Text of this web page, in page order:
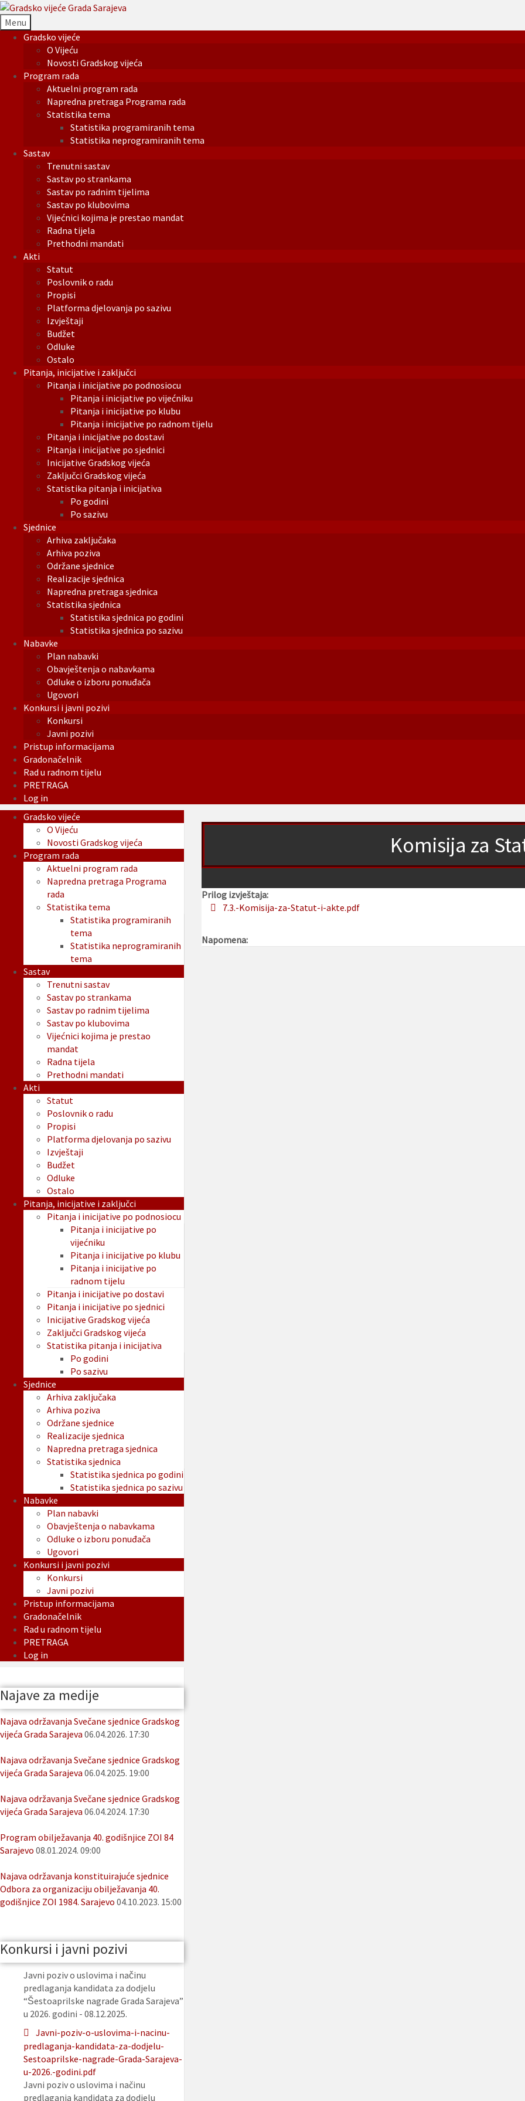
Menu
Gradsko vijeće
O Vijeću
Novosti Gradskog vijeća
Program rada
Aktuelni program rada
Napredna pretraga Programa rada
Statistika tema
Statistika programiranih tema
Statistika neprogramiranih tema
Sastav
Trenutni sastav
Sastav po strankama
Sastav po radnim tijelima
Sastav po klubovima
Vijećnici kojima je prestao mandat
Radna tijela
Prethodni mandati
Akti
Statut
Poslovnik o radu
Propisi
Platforma djelovanja po sazivu
Izvještaji
Budžet
Odluke
Ostalo
Pitanja, inicijative i zaključci
Pitanja i inicijative po podnosiocu
Pitanja i inicijative po vijećniku
Pitanja i inicijative po klubu
Pitanja i inicijative po radnom tijelu
Pitanja i inicijative po dostavi
Pitanja i inicijative po sjednici
Inicijative Gradskog vijeća
Zaključci Gradskog vijeća
Statistika pitanja i inicijativa
Po godini
Po sazivu
Sjednice
Arhiva zaključaka
Arhiva poziva
Održane sjednice
Realizacije sjednica
Napredna pretraga sjednica
Statistika sjednica
Statistika sjednica po godini
Statistika sjednica po sazivu
Nabavke
Plan nabavki
Obavještenja o nabavkama
Odluke o izboru ponuđača
Ugovori
Konkursi i javni pozivi
Konkursi
Javni pozivi
Pristup informacijama
Gradonačelnik
Rad u radnom tijelu
PRETRAGA
Log in
Komisija za
Prilog izvještaja:
7.3.-Komisija-za-Statut-i-akte.pdf
Napomena:
Gradsko vijeće
O Vijeću
Novosti Gradskog vijeća
Program rada
Aktuelni program rada
Napredna pretraga Programa
rada
Statistika tema
Statistika programiranih
tema
Statistika neprogramiranih
tema
Sastav
Trenutni sastav
Sastav po strankama
Sastav po radnim tijelima
Sastav po klubovima
Vijećnici kojima je prestao
mandat
Radna tijela
Prethodni mandati
Akti
Statut
Poslovnik o radu
Propisi
Platforma djelovanja po sazivu
Izvještaji
Budžet
Odluke
Ostalo
Pitanja, inicijative i zaključci
Pitanja i inicijative po podnosiocu
Pitanja i inicijative po
vijećniku
Pitanja i inicijative po klubu
Pitanja i inicijative po
radnom tijelu
Pitanja i inicijative po dostavi
Pitanja i inicijative po sjednici
Inicijative Gradskog vijeća
Zaključci Gradskog vijeća
Statistika pitanja i inicijativa
Po godini
Po sazivu
Sjednice
Arhiva zaključaka
Arhiva poziva
Održane sjednice
Realizacije sjednica
Napredna pretraga sjednica
Statistika sjednica
Statistika sjednica po godini
Statistika sjednica po sazivu
Nabavke
Plan nabavki
Obavještenja o nabavkama
Odluke o izboru ponuđača
Ugovori
Konkursi i javni pozivi
Konkursi
Javni pozivi
Pristup informacijama
Gradonačelnik
Rad u radnom tijelu
PRETRAGA
Log in
Najave za medije
Najava održavanja Svečane sjednice Gradskog
vijeća Grada Sarajeva 06.04.2026. 17:30
Najava održavanja Svečane sjednice Gradskog
vijeća Grada Sarajeva 06.04.2025. 19:00
Najava održavanja Svečane sjednice Gradskog
vijeća Grada Sarajeva 06.04.2024. 17:30
Program obilježavanja 40. godišnjice ZOI 84
Sarajevo 08.01.2024. 09:00
Najava održavanja konstituirajuće sjednice
Odbora za organizaciju obilježavanja 40.
godišnjice ZOI 1984. Sarajevo 04.10.2023. 15:00
Konkursi i javni pozivi
Javni poziv o uslovima i načinu
predlaganja kandidata za dodjelu
“Šestoaprilske nagrade Grada Sarajeva”
u 2026. godini - 08.12.2025.
Javni-poziv-o-uslovima-i-nacinu-
predlaganja-kandidata-za-dodjelu-
Sestoaprilske-nagrade-Grada-Sarajeva-
u-2026.-godini.pdf
Javni poziv o uslovima i načinu
predlaganja kandidata za dodjelu